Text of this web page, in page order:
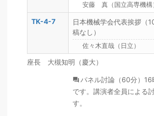
安藤 真（国立高専機構
TK-4-7
日本機械学会代表挨拶（
稿なし）
佐々木直哉（日立）
座長 大槻知明（慶大）
パネル討論（60分）16
です。講演者全員による
す。